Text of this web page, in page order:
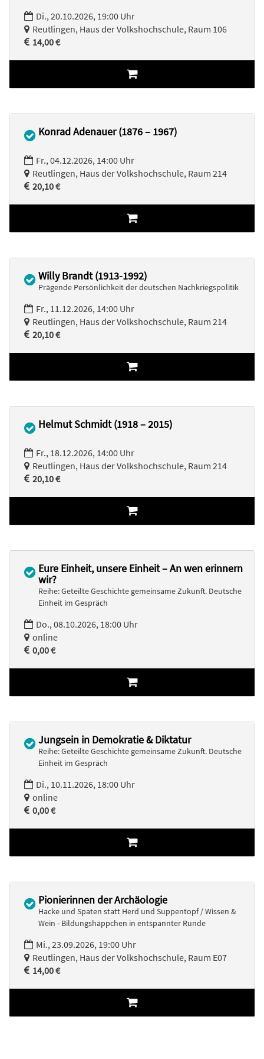
Di., 20.10.2026, 19:00 Uhr
Reutlingen, Haus der Volkshochschule, Raum 106
14,00 €
Konrad Adenauer (1876 – 1967)
Fr., 04.12.2026, 14:00 Uhr
Reutlingen, Haus der Volkshochschule, Raum 214
20,10 €
Willy Brandt (1913-1992)
Prägende Persönlichkeit der deutschen Nachkriegspolitik
Fr., 11.12.2026, 14:00 Uhr
Reutlingen, Haus der Volkshochschule, Raum 214
20,10 €
Helmut Schmidt (1918 – 2015)
Fr., 18.12.2026, 14:00 Uhr
Reutlingen, Haus der Volkshochschule, Raum 214
20,10 €
Eure Einheit, unsere Einheit – An wen erinnern
wir?
Reihe: Geteilte Geschichte gemeinsame Zukunft. Deutsche
Einheit im Gespräch
Do., 08.10.2026, 18:00 Uhr
online
0,00 €
Jungsein in Demokratie & Diktatur
Reihe: Geteilte Geschichte gemeinsame Zukunft. Deutsche
Einheit im Gespräch
Di., 10.11.2026, 18:00 Uhr
online
0,00 €
Pionierinnen der Archäologie
Hacke und Spaten statt Herd und Suppentopf / Wissen &
Wein - Bildungshäppchen in entspannter Runde
Mi., 23.09.2026, 19:00 Uhr
Reutlingen, Haus der Volkshochschule, Raum E07
14,00 €